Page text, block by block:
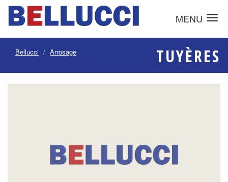
MENU
TUYÈRES
Bellucci Arrosage